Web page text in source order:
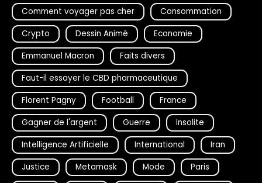
Comment voyager pas cher
Consommation
Crypto
Dessin Animé
Economie
Emmanuel Macron
Faits divers
Faut-il essayer le CBD pharmaceutique
Florent Pagny
Football
France
Gagner de l'argent
Guerre
Insolite
Intelligence Artificielle
International
Iran
Justice
Metamask Mode
Paris